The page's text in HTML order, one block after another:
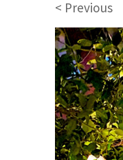
< Previous